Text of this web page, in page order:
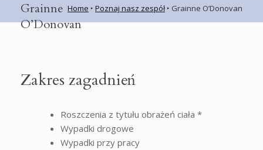
Home ‣ Poznaj nasz zespół ‣ Grainne O’Donovan
Grainne
O’Donovan
Zakres zagadnień
Roszczenia z tytułu obrażeń ciała *
Wypadki drogowe
Wypadki przy pracy